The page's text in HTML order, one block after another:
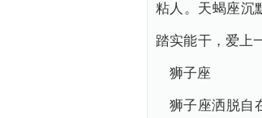
粘人。天蝎座沉
踏实能干，爱上
狮子座
狮子座洒脱自